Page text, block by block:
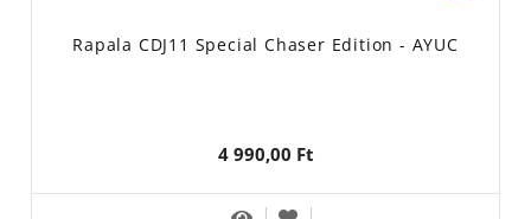
Rapala CDJ11 Special Chaser Edition - AYUC
4 990,00 Ft